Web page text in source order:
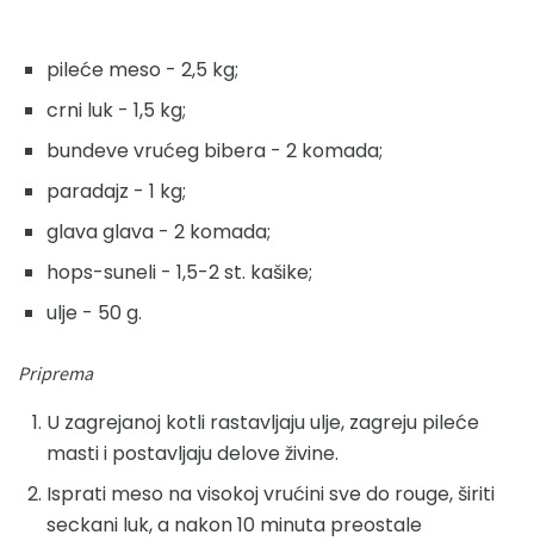
pileće meso - 2,5 kg;
crni luk - 1,5 kg;
bundeve vrućeg bibera - 2 komada;
paradajz - 1 kg;
glava glava - 2 komada;
hops-suneli - 1,5-2 st. kašike;
ulje - 50 g.
Priprema
U zagrejanoj kotli rastavljaju ulje, zagreju pileće
masti i postavljaju delove živine.
Isprati meso na visokoj vrućini sve do rouge, širiti
seckani luk, a nakon 10 minuta preostale